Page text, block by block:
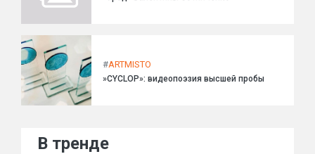
#ARTMISTO
»CYCLOP»: видеопоэзия высшей пробы
В тренде